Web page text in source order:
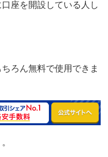
座を開設している人し
ろん無料で使用できま